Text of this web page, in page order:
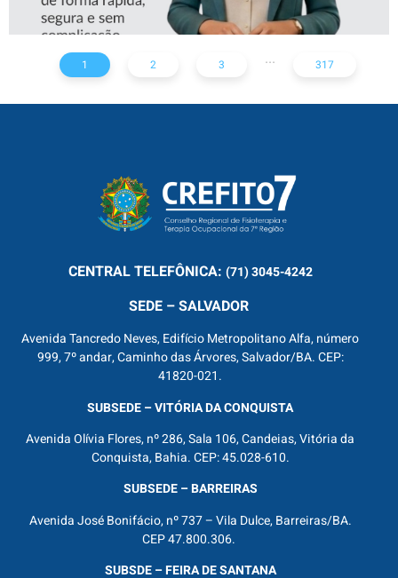
1 2 3 ... 317
CENTRALTELEFÔNICA: (71) 3045-4242
SEDE – SALVADOR
Avenida Tancredo Neves, Edifício Metropolitano Alfa, número
999, 7º andar, Caminho das Árvores, Salvador/BA. CEP:
41820-021.
SUBSEDE – VITÓRIA DA CONQUISTA
Avenida Olívia Flores, nº 286, Sala 106, Candeias, Vitória da
Conquista, Bahia. CEP: 45.028-610.
SUBSEDE – BARREIRAS
Avenida José Bonifácio, nº 737 – Vila Dulce, Barreiras/BA.
CEP 47.800.306.
SUBSDE – FEIRA DE SANTANA